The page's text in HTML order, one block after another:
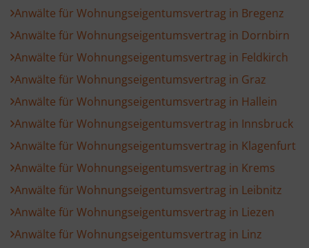
Anwälte für Wohnungseigentumsvertrag in Bregenz
Anwälte für Wohnungseigentumsvertrag in Dornbirn
Anwälte für Wohnungseigentumsvertrag in Feldkirch
Anwälte für Wohnungseigentumsvertrag in Graz
Anwälte für Wohnungseigentumsvertrag in Hallein
Anwälte für Wohnungseigentumsvertrag in Innsbruck
Anwälte für Wohnungseigentumsvertrag in Klagenfurt
Anwälte für Wohnungseigentumsvertrag in Krems
Anwälte für Wohnungseigentumsvertrag in Leibnitz
Anwälte für Wohnungseigentumsvertrag in Liezen
Anwälte für Wohnungseigentumsvertrag in Linz